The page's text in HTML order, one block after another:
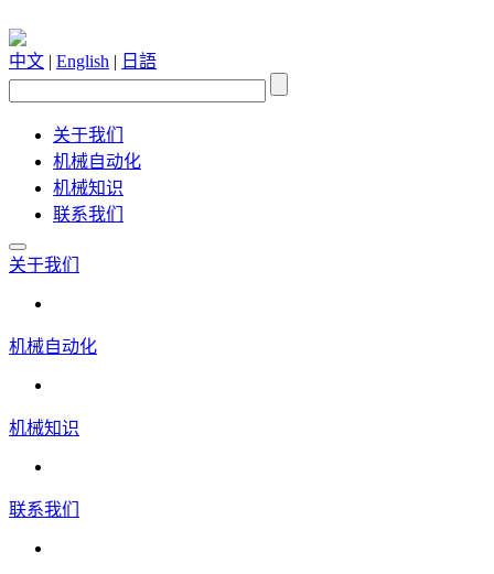
中文 | English | 日語
关于我们
机械自动化
机械知识
联系我们
关于我们
机械自动化
机械知识
联系我们